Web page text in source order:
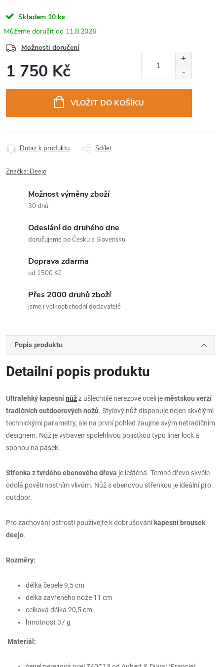
Skladem 10 ks
11.8.2026
Možnosti doručení
1 750 Kč
VLOŽIT DO KOŠÍKU
Dotaz k produktu Sdílet
Značka: Deejo
Možnost výměny zboží
30 dnů
Odeslání do druhého dne
doručujeme po Česku a Slovensku
Doprava zdarma
od 1500 Kč
Přes 2000 druhů zboží
jsme i velkoobchodní dodavatelé
Popis produktu
Detailní popis produktu
Ultralehký kapesnínůžz ušlechtilé nerezové oceli jeměstskou verzí
tradičních outdoorových nožů. Stylový nůž disponuje nejen skvělými
technickými parametry, ale na první pohled zaujme svým netradičním
designem. Nůž je vybaven spolehlivou pojistkou typu liner lock a
sponou na pásek.
Střenka z tvrdého ebenového dřeva je leštěná. Temné dřevo skvěle
odolá povětrnostním vlivům. Nůž s ebenovou střenkou je ideální pro
outdoor.
Pro zachování ostrosti používejte k dobrušování kapesní brousek
deejo.
Rozměry:
délka čepele 9,5 cm
délka zavřeného nože 11 cm
celková délka 20,5 cm
hmotnost 37 g
Materiál: